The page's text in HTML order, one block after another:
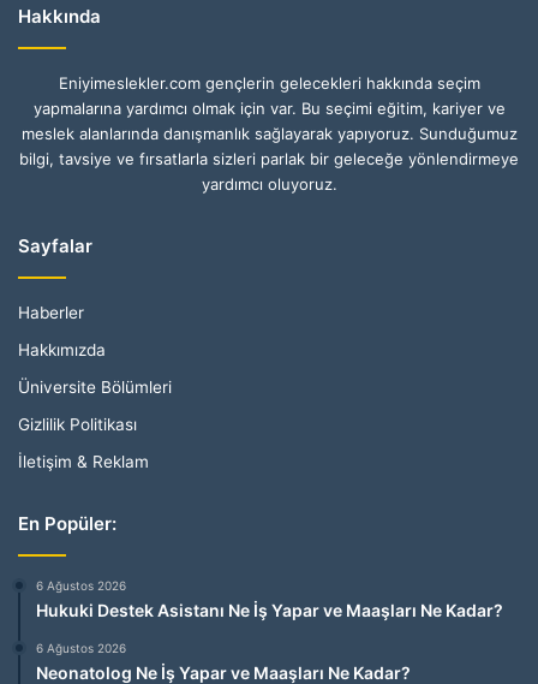
Hakkında
Eniyimeslekler.com gençlerin gelecekleri hakkında seçim
yapmalarına yardımcı olmak için var. Bu seçimi eğitim, kariyer ve
meslek alanlarında danışmanlık sağlayarak yapıyoruz. Sunduğumuz
bilgi, tavsiye ve fırsatlarla sizleri parlak bir geleceğe yönlendirmeye
yardımcı oluyoruz.
Sayfalar
Haberler
Hakkımızda
Üniversite Bölümleri
Gizlilik Politikası
İletişim & Reklam
En Popüler:
6 Ağustos 2026
Hukuki Destek Asistanı Ne İş Yapar ve Maaşları Ne Kadar?
6 Ağustos 2026
Neonatolog Ne İş Yapar ve Maaşları Ne Kadar?